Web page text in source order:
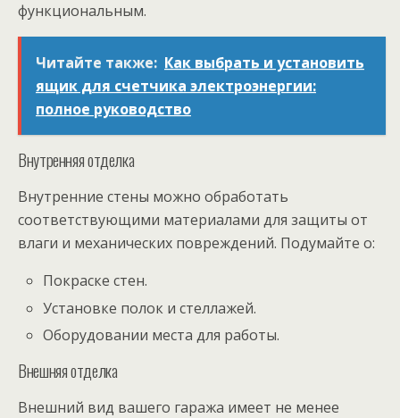
функциональным.
Читайте также: Как выбрать и установить
ящик для счетчика электроэнергии:
полное руководство
Внутренняя отделка
Внутренние стены можно обработать
соответствующими материалами для защиты от
влаги и механических повреждений. Подумайте о:
Покраске стен.
Установке полок и стеллажей.
Оборудовании места для работы.
Внешняя отделка
Внешний вид вашего гаража имеет не менее